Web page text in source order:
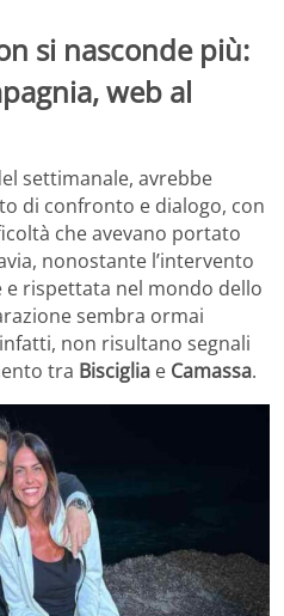
si nasconde più:
web al
settimanale, avrebbe
di confronto e dialogo, con
che avevano portato
nonostante l’intervento
rispettata nel mondo dello
sembra ormai
non risultano segnali
tra Bisciglia e Camassa.